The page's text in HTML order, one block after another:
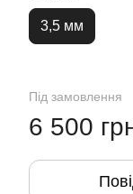
3,5 мм
Під замовлення
6 500